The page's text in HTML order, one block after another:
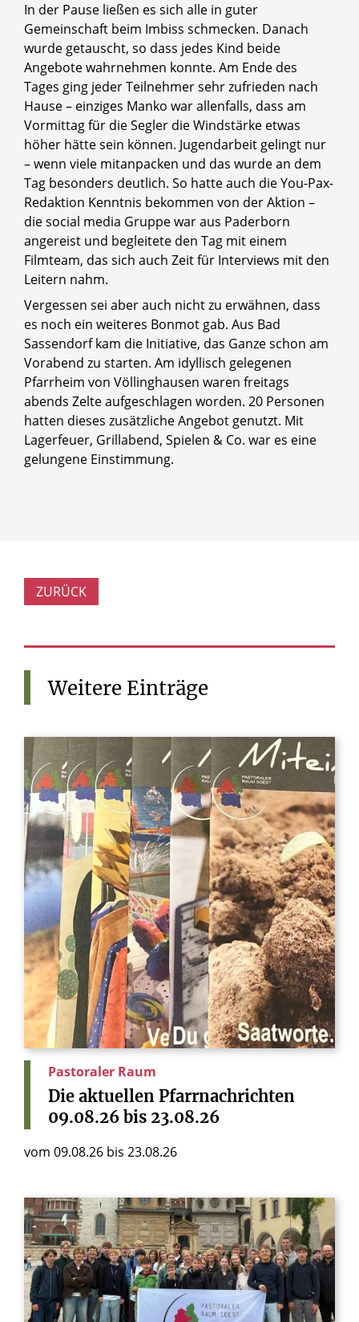
In der Pause ließen es sich alle in guter
Gemeinschaft beim Imbiss schmecken. Danach
wurde getauscht, so dass jedes Kind beide
Angebote wahrnehmen konnte. Am Ende des
Tages ging jeder Teilnehmer sehr zufrieden nach
Hause – einziges Manko war allenfalls, dass am
Vormittag für die Segler die Windstärke etwas
höher hätte sein können. Jugendarbeit gelingt nur
– wenn viele mitanpacken und das wurde an dem
Tag besonders deutlich. So hatte auch die You-Pax-
Redaktion Kenntnis bekommen von der Aktion –
die social media Gruppe war aus Paderborn
angereist und begleitete den Tag mit einem
Filmteam, das sich auch Zeit für Interviews mit den
Leitern nahm.
Vergessen sei aber auch nicht zu erwähnen, dass
es noch ein weiteres Bonmot gab. Aus Bad
Sassendorf kam die Initiative, das Ganze schon am
Vorabend zu starten. Am idyllisch gelegenen
Pfarrheim von Völlinghausen waren freitags
abends Zelte aufgeschlagen worden. 20 Personen
hatten dieses zusätzliche Angebot genutzt. Mit
Lagerfeuer, Grillabend, Spielen & Co. war es eine
gelungene Einstimmung.
ZURÜCK
Weitere Einträge
Pastoraler Raum
Die aktuellen Pfarrnachrichten
09.08.26 bis 23.08.26
vom 09.08.26 bis 23.08.26